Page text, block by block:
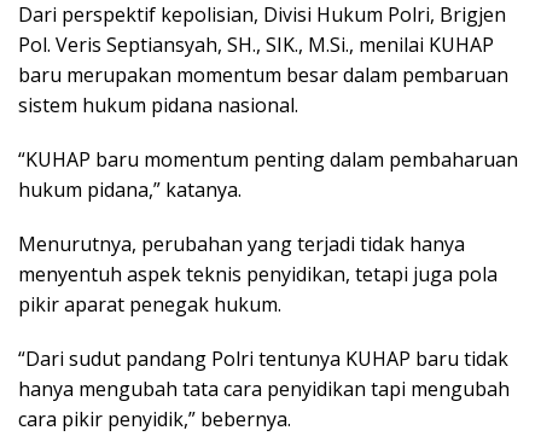
Dari perspektif kepolisian, Divisi Hukum Polri, Brigjen
Pol. Veris Septiansyah, SH., SIK., M.Si., menilai KUHAP
baru merupakan momentum besar dalam pembaruan
sistem hukum pidana nasional.
“KUHAP baru momentum penting dalam pembaharuan
hukum pidana,” katanya.
Menurutnya, perubahan yang terjadi tidak hanya
menyentuh aspek teknis penyidikan, tetapi juga pola
pikir aparat penegak hukum.
“Dari sudut pandang Polri tentunya KUHAP baru tidak
hanya mengubah tata cara penyidikan tapi mengubah
cara pikir penyidik,” bebernya.